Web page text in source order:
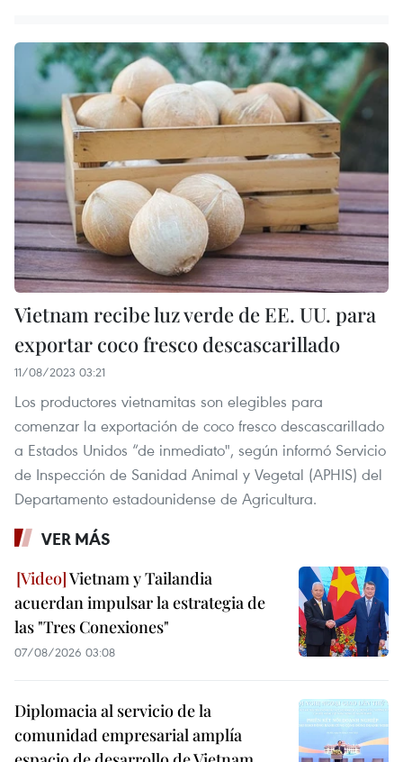
Vietnam recibe luz verde de EE. UU. para
exportar coco fresco descascarillado
11/08/2023 03:21
Los productores vietnamitas son elegibles para
comenzar la exportación de coco fresco descascarillado
a Estados Unidos “de inmediato", según informó Servicio
de Inspección de Sanidad Animal y Vegetal (APHIS) del
Departamento estadounidense de Agricultura.
VER MÁS
Vietnam y Tailandia
acuerdan impulsar la estrategia de
las "Tres Conexiones"
07/08/2026 03:08
Diplomacia al servicio de la
comunidad empresarial amplía